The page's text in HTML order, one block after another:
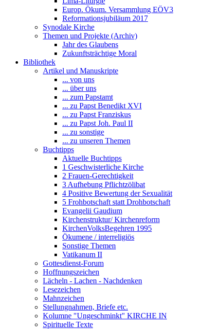
Europ. Ökum. Versammlung EÖV3
Reformationsjubiläum 2017
Synodale Kirche
Themen und Projekte (Archiv)
Jahr des Glaubens
Zukunftsträchtige Moral
Bibliothek
Artikel und Manuskripte
... von uns
... über uns
... zum Papstamt
... zu Papst Benedikt XVI
... zu Papst Franziskus
... zu Papst Joh. Paul II
... zu sonstige
... zu unseren Themen
Buchtipps
Aktuelle Buchtipps
1 Geschwisterliche Kirche
2 Frauen-Gerechtigkeit
3 Aufhebung Pflichtzölibat
4 Positive Bewertung der Sexualität
5 Frohbotschaft statt Drohbotschaft
Evangelii Gaudium
Kirchenstruktur/ Kirchenreform
KirchenVolksBegehren 1995
Ökumene / interreligiös
Sonstige Themen
Vatikanum II
Gottesdienst-Forum
Hoffnungszeichen
Lächeln - Lachen - Nachdenken
Lesezeichen
Mahnzeichen
Stellungnahmen, Briefe etc.
Kolumne "Ungeschminkt" KIRCHE IN
Spirituelle Texte